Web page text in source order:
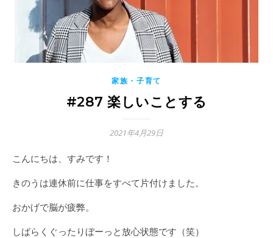
家族・子育て
#287 楽しいことする
2021年4月29日
こんにちは、すみです！
きのうは連休前に仕事をすべて片付けました。
おかげで脳が疲弊。
しばらくぐったりぼーっと放心状態です（笑）